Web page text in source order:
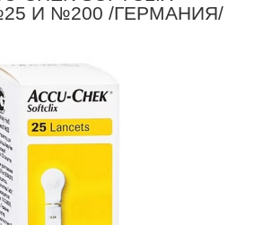
И №200 /ГЕРМАНИЯ/